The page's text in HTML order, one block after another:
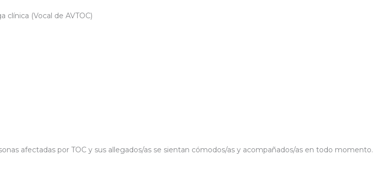
clínica (Vocal de AVTOC)
afectadas por TOC y sus allegados/as se sientan cómodos/as y acompañados/as en todo momento.